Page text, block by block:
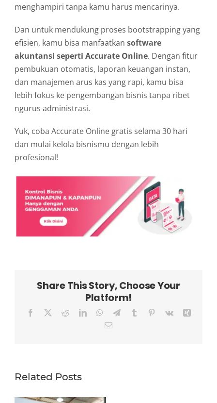
menghampiri tanpa kamu harus mencarinya.
Dan untuk mendukung proses bootstrappingyang
efisien, kamu bisa manfaatkan software
akuntansi seperti Accurate Online. Dengan fitur
pembukuan otomatis, laporan keuangan instan,
dan manajemen arus kas yang rapi, kamu bisa
lebih fokus ke pengembangan bisnis tanpa ribet
ngurus administrasi.
Yuk, coba Accurate Online gratis selama 30 hari
dan mulai kelola bisnismu dengan lebih
profesional!
Share This Story, Choose Your
Platform!
Facebook RedditLinkedInWhatsApp
TelegramTumblr Pinterest
Vk
Email
Related Posts